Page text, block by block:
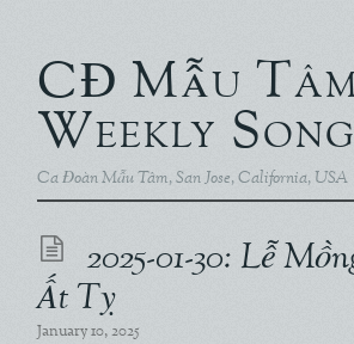
CĐ Mẫu
Weekly
Ca Đoàn Mẫu Tâm, San Jose, California, USA
2025-01-30: Lễ
Ất Tỵ
January 10, 2025